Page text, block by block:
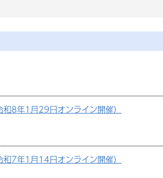
8年1月29日オンライン開催）
7年1月14日オンライン開催）